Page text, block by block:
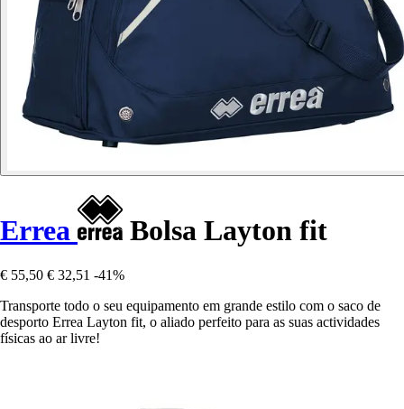
Errea Bolsa Layton fit
€ 55,50 € 32,51 -41%
Transporte todo o seu equipamento em grande estilo com o saco de
desporto Errea Layton fit, o aliado perfeito para as suas actividades
físicas ao ar livre!